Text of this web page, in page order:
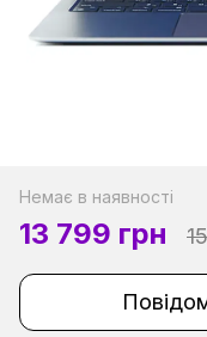
Немає в наявності
13 799 грн